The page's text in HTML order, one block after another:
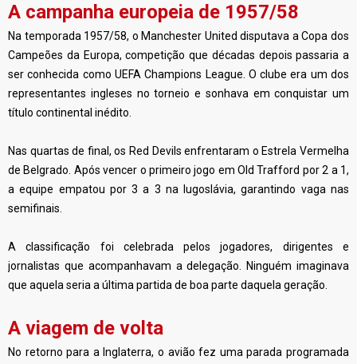
A campanha europeia de 1957/58
Na temporada 1957/58, o Manchester United disputava a Copa dos
Campeões da Europa, competição que décadas depois passaria a
ser conhecida como UEFA Champions League. O clube era um dos
representantes ingleses no torneio e sonhava em conquistar um
título continental inédito.
Nas quartas de final, os Red Devils enfrentaram o Estrela Vermelha
de Belgrado. Após vencer o primeiro jogo em Old Trafford por 2 a 1,
a equipe empatou por 3 a 3 na Iugoslávia, garantindo vaga nas
semifinais.
A classificação foi celebrada pelos jogadores, dirigentes e
jornalistas que acompanhavam a delegação. Ninguém imaginava
que aquela seria a última partida de boa parte daquela geração.
A viagem de volta
No retorno para a Inglaterra, o avião fez uma parada programada